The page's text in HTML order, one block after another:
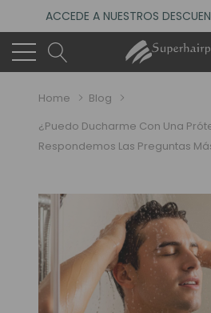
ACCEDE A NUESTROS
4.6
(485 reseñas)
VISITA NUESTRO NUEVO
Home
Blog
¿Puedo Ducharme Con Una
Respondemos Las Preguntas